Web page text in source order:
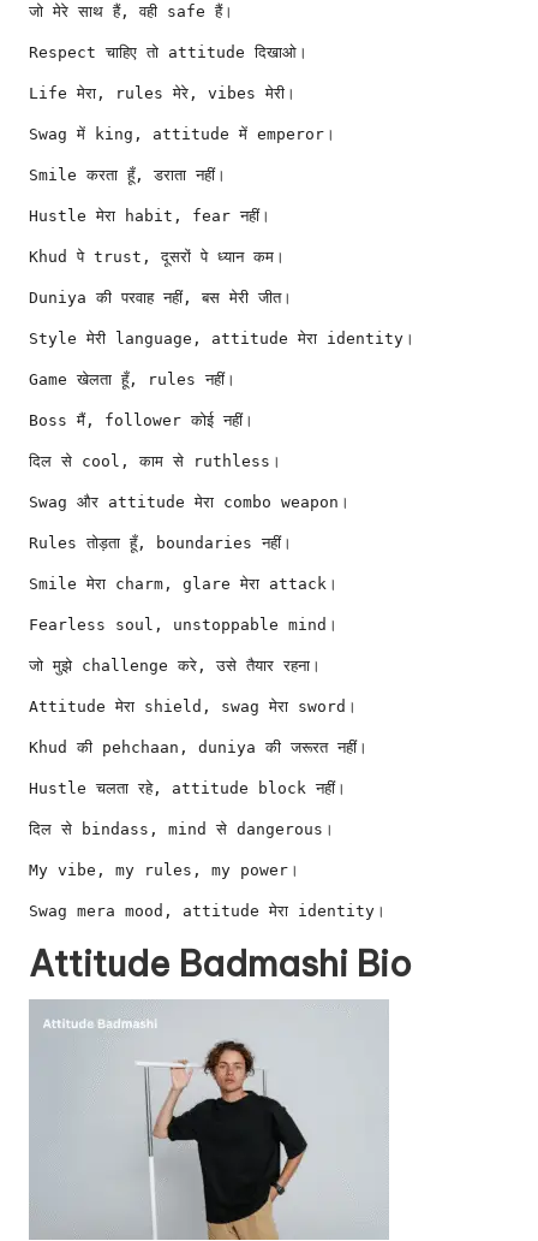
जो मेरे साथ हैं, वही safe हैं।
Respect चाहिए तो attitude दिखाओ।
Life मेरा, rules मेरे, vibes मेरी।
Swag में king, attitude में emperor।
Smile करता हूँ, डराता नहीं।
Hustle मेरा habit, fear नहीं।
Khud पे trust, दूसरों पे ध्यान कम।
Duniya की परवाह नहीं, बस मेरी जीत।
Style मेरी language, attitude मेरा identity।
Game खेलता हूँ, rules नहीं।
Boss मैं, follower कोई नहीं।
दिल से cool, काम से ruthless।
Swag और attitude मेरा combo weapon।
Rules तोड़ता हूँ, boundaries नहीं।
Smile मेरा charm, glare मेरा attack।
Fearless soul, unstoppable mind।
जो मुझे challenge करे, उसे तैयार रहना।
Attitude मेरा shield, swag मेरा sword।
Khud की pehchaan, duniya की जरूरत नहीं।
Hustle चलता रहे, attitude block नहीं।
दिल से bindass, mind से dangerous।
My vibe, my rules, my power।
Swag mera mood, attitude मेरा identity।
Attitude Badmashi Bio